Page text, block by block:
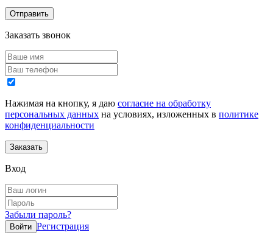
Заказать звонок
Нажимая на кнопку, я даю согласие на обработку
персональных данных на условиях, изложенных в политике
конфиденциальности
Вход
Забыли пароль?
Регистрация